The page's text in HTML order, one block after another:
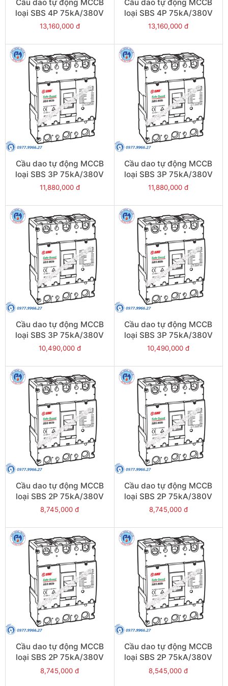
Cầu dao tự động MCCB
loại SBS 4P 75kA/380V
630A - Model
13,160,000 đ
Cầu dao tự động MCCB
loại SBS 4P 75kA/380V
500A - Model
13,160,000 đ
Cầu dao tự động MCCB
loại SBS 3P 75kA/380V
800A - Model
11,880,000 đ
Cầu dao tự động MCCB
loại SBS 3P 75kA/380V
700A - Model
11,880,000 đ
Cầu dao tự động MCCB
loại SBS 3P 75kA/380V
630A - Model
10,490,000 đ
Cầu dao tự động MCCB
loại SBS 3P 75kA/380V
500A - Model
10,490,000 đ
Cầu dao tự động MCCB
loại SBS 2P 75kA/380V
800A - Model
8,745,000 đ
Cầu dao tự động MCCB
loại SBS 2P 75kA/380V
700A - Model
8,745,000 đ
Cầu dao tự động MCCB
loại SBS 2P 75kA/380V
630A - Model
8,745,000 đ
Cầu dao tự động MCCB
loại SBS 2P 75kA/380V
500A - Model
8,545,000 đ